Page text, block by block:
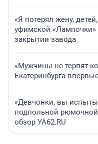
«Я потерял жену,
уфимской «Лампочки»
закрытии завода
«Мужчины не терпят
Екатеринбурга
«Девчонки, вы
подпольной
обзор YA62.RU